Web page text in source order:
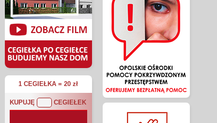
1 CEGIEŁKA = 20 zł
KUPUJĘ CEGIEŁEK